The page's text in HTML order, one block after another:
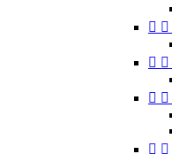
 
 
 
 